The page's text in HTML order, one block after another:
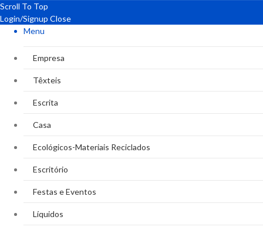
Scroll To Top
Login/Signup Close
Menu
Empresa
Têxteis
Escrita
Casa
Ecológicos-Materiais Reciclados
Escritório
Festas e Eventos
Líquidos